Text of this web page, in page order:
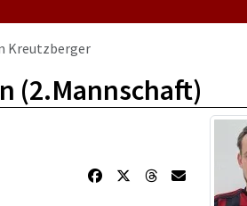
Kreutzberger
(2.Mannschaft)